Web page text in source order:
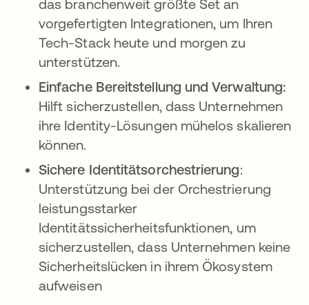
das branchenweit größte Set an
vorgefertigten Integrationen, um Ihren
Tech-Stack heute und morgen zu
unterstützen.
Einfache Bereitstellung und Verwaltung:
Hilft sicherzustellen, dass Unternehmen
ihre Identity-Lösungen mühelos skalieren
können.
Sichere Identitätsorchestrierung:
Unterstützung bei der Orchestrierung
leistungsstarker
Identitätssicherheitsfunktionen, um
sicherzustellen, dass Unternehmen keine
Sicherheitslücken in ihrem Ökosystem
aufweisen